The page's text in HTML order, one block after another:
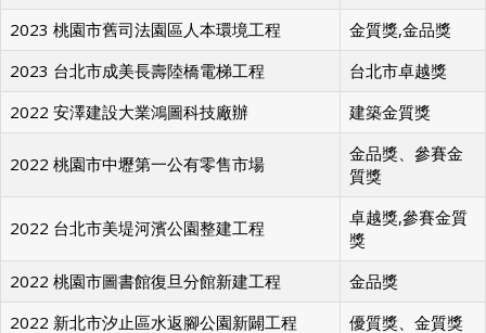
2023 桃園市舊司法園區人本環境工程
金質獎,金品獎
2023 台北市成美長壽陸橋電梯工程
台北市卓越獎
2022 安澤建設大業鴻圖科技廠辦
建築金質獎
2022 桃園市中壢第一公有零售市場
金品獎、參賽金
質獎
2022 台北市美堤河濱公園整建工程
卓越獎,參賽金質
獎
2022 桃園市圖書館復旦分館新建工程
金品獎
2022 新北市汐止區水返腳公園新闢工程
優質獎、金質獎